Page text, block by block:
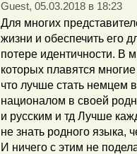
Guest, 05.03.2018 в 18:23
Для многих
жизни и обеспечить его
потере идентичности. В
которых плавятся
что лучше стать
националом в своей
и русским и тд Лучше
не знать родного языка,
И ничего с этим не